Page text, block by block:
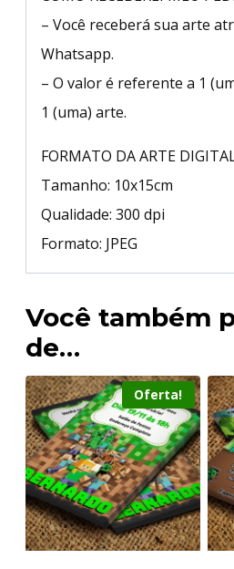
– Você receberá sua arte
Whatsapp.
– O valor é referente a 1
1 (uma) arte.
FORMATO DA ARTE
Tamanho: 10x15cm
Qualidade: 300 dpi
Formato: JPEG
Você também
de…
Oferta!